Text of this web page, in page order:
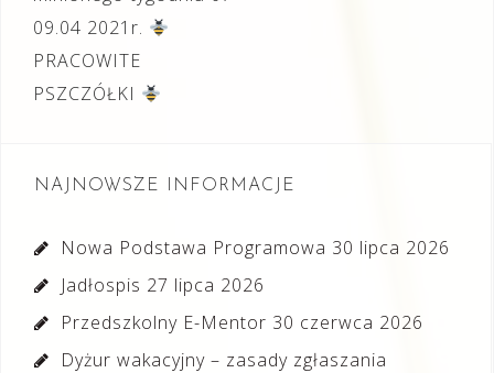
09.04 2021r.
PRACOWITE
PSZCZÓŁKI
NAJNOWSZE INFORMACJE
Nowa Podstawa Programowa 30 lipca 2026
Jadłospis 27 lipca 2026
Przedszkolny E-Mentor 30 czerwca 2026
Dyżur wakacyjny – zasady zgłaszania